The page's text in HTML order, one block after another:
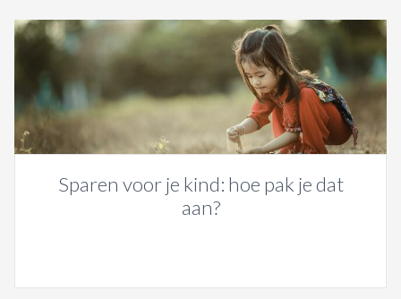
Sparen voor je kind: hoe pak je dat
aan?